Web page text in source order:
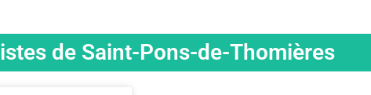
de Saint-Pons-de-Thomières